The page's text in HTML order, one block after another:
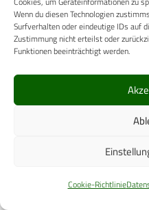
Wenn du diesen Technologien
Surfverhalten oder eindeutige IDs auf
Zustimmung nicht erteilst oder
Funktionen beeinträchtigt werden.
Cookie-Richtlinie
neben den „banalen“
Professors keine Seltenheit
madagassischen Kollegen
fortgesetzten
Kooperationen einlädt.
Datum:04.06.2012
Wehrmedizin und